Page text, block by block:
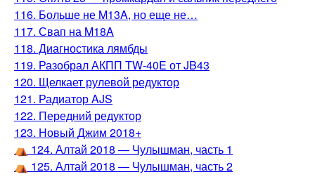
116. Больше не M13A, но еще не…
117. Свап на M18A
118. Диагностика лямбды
119. Разобрал АКПП TW-40E от JB43
120. Щелкает рулевой редуктор
121. Радиатор AJS
122. Передний редуктор
123. Новый Джим 2018+
⛺️ 124. Алтай 2018 — Чулышман, часть 1
⛺️ 125. Алтай 2018 — Чулышман, часть 2